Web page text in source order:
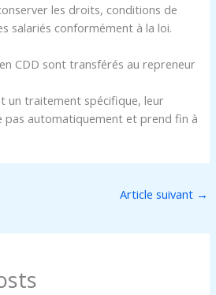
les droits, conditions de
salariés conformément à la loi.
CDD sont transférés au repreneur
un traitement spécifique, leur
pas automatiquement et prend fin à
Article suivant →